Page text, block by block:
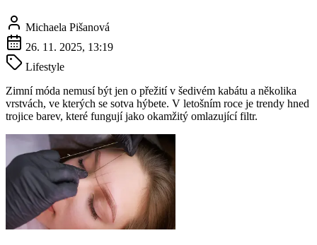
Michaela Pišanová
26. 11. 2025, 13:19
Lifestyle
Zimní móda nemusí být jen o přežití v šedivém kabátu a několika
vrstvách, ve kterých se sotva hýbete. V letošním roce je trendy hned
trojice barev, které fungují jako okamžitý omlazující filtr.